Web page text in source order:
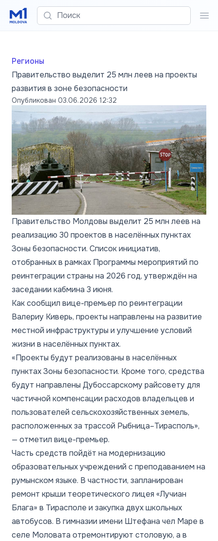
Поиск
Регионы
Правительство выделит 25 млн леев на проекты
развития в зоне безопасности
Опубликован 03.06.2026 12:32
Правительство Молдовы выделит 25 млн леев на
реализацию 30 проектов в населённых пунктах
Зоны безопасности. Список инициатив,
отобранных в рамках Программы мероприятий по
реинтеграции страны на 2026 год, утверждён на
заседании кабмина 3 июня.
Как сообщил вице-премьер по реинтеграции
Валериу Киверь, проекты направлены на развитие
местной инфраструктуры и улучшение условий
жизни в населённых пунктах.
«Проекты будут реализованы в населённых
пунктах Зоны безопасности. Кроме того, средства
будут направлены Дубоссарскому райсовету для
частичной компенсации расходов владельцев и
пользователей сельскохозяйственных земель,
расположенных за трассой Рыбница–Тирасполь»,
— отметил вице-премьер.
Часть средств пойдёт на модернизацию
образовательных учреждений с преподаванием на
румынском языке. В частности, запланирован
ремонт крыши теоретического лицея «Лучиан
Блага» в Тирасполе и закупка двух школьных
автобусов. В гимназии имени Штефана чел Маре в
селе Моловата отремонтируют столовую, а в